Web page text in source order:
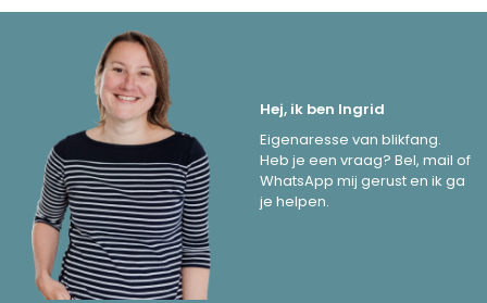
Hej, ik ben Ingrid
Eigenaresse van blikfang.
Heb je een vraag? Bel, mail of
WhatsApp mij gerust en ik ga
je helpen.